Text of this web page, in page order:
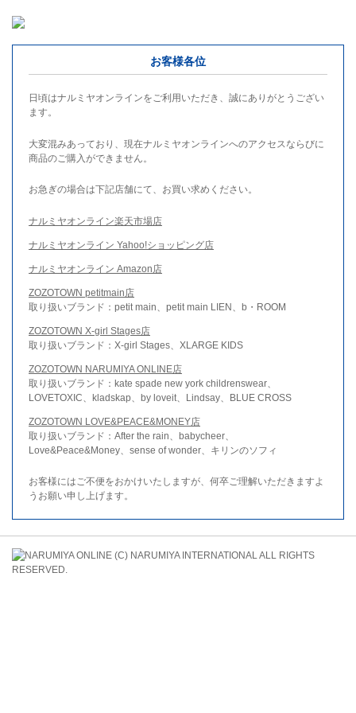
お客様各位
日頃はナルミヤオンラインをご利用いただき、誠にありがとうござい
ます。
大変混みあっており、現在ナルミヤオンラインへのアクセスならびに
商品のご購入ができません。
お急ぎの場合は下記店舗にて、お買い求めください。
ナルミヤオンライン楽天市場店
ナルミヤオンライン Yahoo!ショッピング店
ナルミヤオンライン Amazon店
ZOZOTOWN petitmain店
取り扱いブランド：petit main、petit main LIEN、b・ROOM
ZOZOTOWN X-girl Stages店
取り扱いブランド：X-girl Stages、XLARGE KIDS
ZOZOTOWN NARUMIYA ONLINE店
取り扱いブランド：kate spade new york childrenswear、
LOVETOXIC、kladskap、by loveit、Lindsay、BLUE CROSS
ZOZOTOWN LOVE&PEACE&MONEY店
取り扱いブランド：After the rain、babycheer、
Love&Peace&Money、sense of wonder、キリンのソフィ
お客様にはご不便をおかけいたしますが、何卒ご理解いただきますよ
うお願い申し上げます。